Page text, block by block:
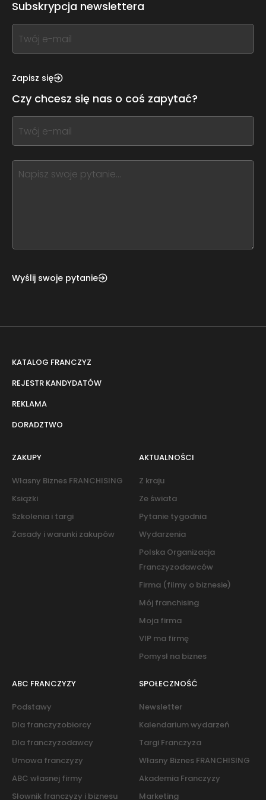
Subskrypcja newslettera
If
you
this,
this
form
field
blank
Zapisz się
Czy chcesz się nas o coś zapytać?
If
you
this,
leave
Wyślij swoje pytanie
KATALOG FRANCZYZ
REJESTR KANDYDATÓW
REKLAMA
DORADZTWO
ZAKUPY
Własny Biznes FRANCHISING
Książki
Szkolenia i targi
Zasady i warunki zakupów
AKTUALNOŚCI
Z kraju
Ze świata
Pytanie tygodnia
Wydarzenia
Polska Organizacja
Franczyzodawców
Firma (filmy o biznesie)
Mój franchising
Moja firma
VIP ma firmę
Pomysł na biznes
ABC FRANCZYZY
Podstawy
Dla franczyzobiorcy
Dla franczyzodawcy
Umowa franczyzy
ABC własnej firmy
Słownik franczyzy i biznesu
SPOŁECZNOŚĆ
Newsletter
Kalendarium wydarzeń
Targi Franczyza
Własny Biznes FRANCHISING
Akademia Franczyzy
Marketing